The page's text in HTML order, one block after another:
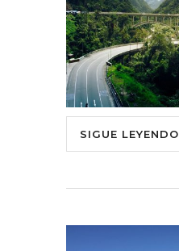
SIGUE LEYENDO